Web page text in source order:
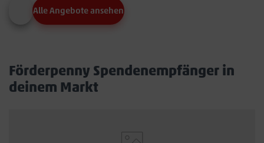
Alle Angebote ansehen
Förderpenny Spendenempfänger in
deinem Markt